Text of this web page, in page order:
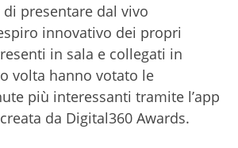
di presentare dal vivo
innovativo dei propri
in sala e collegati in
volta hanno votato le
più interessanti tramite l’app
da Digital360 Awards.